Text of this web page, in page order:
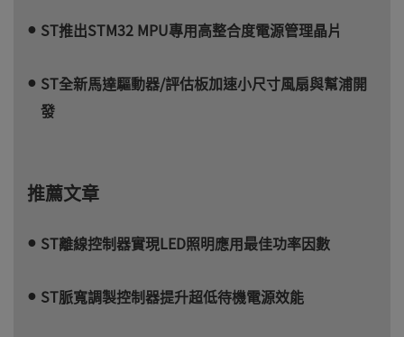
ST推出STM32 MPU專用高整合度電源管理晶片
ST全新馬達驅動器/評估板加速小尺寸風扇與幫浦開
發
推薦文章
ST離線控制器實現LED照明應用最佳功率因數
ST脈寬調製控制器提升超低待機電源效能